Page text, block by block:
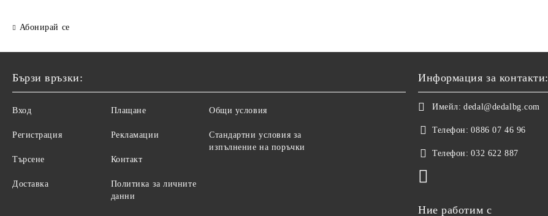
Абонирай се
Бързи връзки:
Вход
Регистрация
Търсене
Доставка
Плащане
Рекламации
Контакт
Политика за личните
данни
Общи условия
Стандартни условия за
изпълнение на поръчки
Информация за контакти:
Имейл: dedal@dedalbg.com
Телефон: 0886 07 46 96
Телефон: 032 622 887
Ние работим с